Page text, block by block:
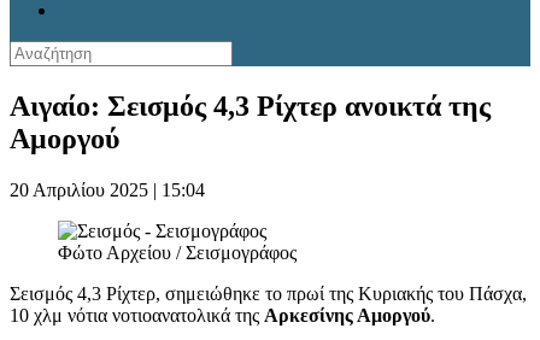
Αιγαίο: Σεισμός 4,3 Ρίχτερ ανοικτά της
Αμοργού
20 Απριλίου 2025 | 15:04
Φώτο Αρχείου / Σεισμογράφος
Σεισμός 4,3 Ρίχτερ, σημειώθηκε το πρωί της Κυριακής του Πάσχα,
10 χλμ νότια νοτιοανατολικά της Αρκεσίνης Αμοργού.